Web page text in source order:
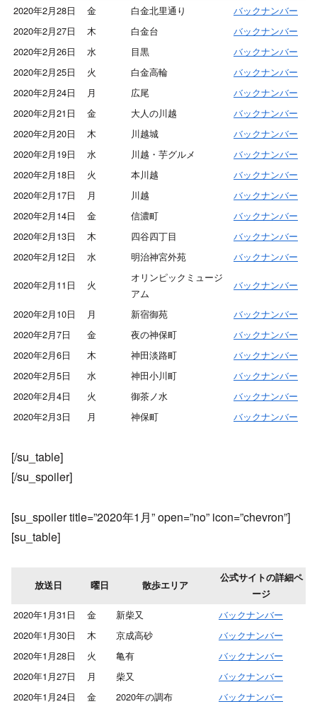
2020年2月28日 金 白金北里通り
バックナンバー
2020年2月27日
木 白金台
バックナンバー
2020年2月26日
水 目黒
バックナンバー
2020年2月25日
火 白金高輪
バックナンバー
2020年2月24日
月 広尾
バックナンバー
2020年2月21日
金 大人の川越
バックナンバー
2020年2月20日
木 川越城
バックナンバー
2020年2月19日
水 川越・芋グルメ
バックナンバー
2020年2月18日
火 本川越
バックナンバー
2020年2月17日
月 川越
バックナンバー
2020年2月14日
金 信濃町
バックナンバー
2020年2月13日
木 四谷四丁目
バックナンバー
2020年2月12日
水 明治神宮外苑 バックナンバー
2020年2月11日 火
オリンピックミュージ
アム
バックナンバー
2020年2月10日 月 新宿御苑
バックナンバー
2020年2月7日
金 夜の神保町
バックナンバー
2020年2月6日
木 神田淡路町
バックナンバー
2020年2月5日
水 神田小川町
バックナンバー
2020年2月4日
火 御茶ノ水
バックナンバー
2020年2月3日
月 神保町 バックナンバー
[/su_table]
[/su_spoiler]
[su_spoiler title=”2020年1月” open=”no” icon=”chevron”]
[su_table]
放送日 曜日 散歩エリア
公式サイトの詳細ペ
ージ
2020年1月31日 金 新柴又
バックナンバー
2020年1月30日
木 京成高砂
バックナンバー
2020年1月28日
火 亀有
バックナンバー
2020年1月27日
月 柴又
バックナンバー
2020年1月24日
金 2020年の調布
バックナンバー